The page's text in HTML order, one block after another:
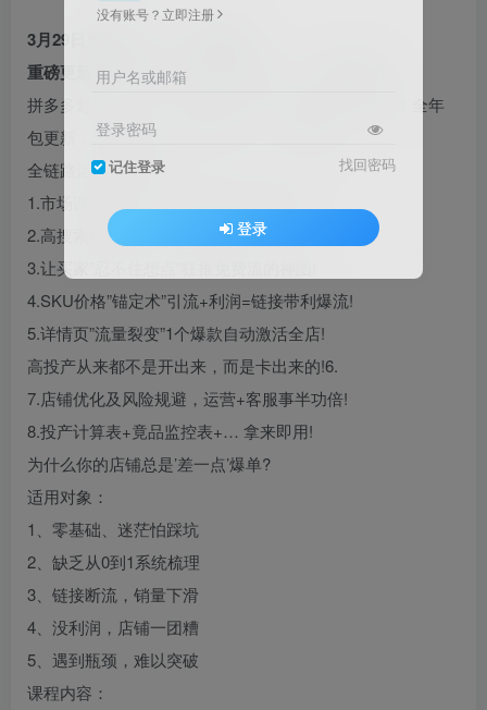
3月29日更新90节！！全网最新
重磅更新最新卡大促，原价上活动！！！活动细节
拼多多起量并不难，难的是没有一套完整的sop流程！全年
包更新，速度来抢它，现在上车，一起爆单！
全链路运营底层逻辑
1.市场调查与定位，知已知彼百战百胜!
2.高搜索权重标题，流量自动上门!
3.让买家”忍不住想点”狂推免费流的神图!
4.SKU价格”锚定术”引流+利润=链接带利爆流!
5.详情页”流量裂变”1个爆款自动激活全店!
高投产从来都不是开出来，而是卡出来的!6.
7.店铺优化及风险规避，运营+客服事半功倍!
8.投产计算表+竟品监控表+… 拿来即用!
为什么你的店铺总是’差一点’爆单?
适用对象：
1、零基础、迷茫怕踩坑
2、缺乏从0到1系统梳理
3、链接断流，销量下滑
4、没利润，店铺一团糟
5、遇到瓶颈，难以突破
课程内容：
没有账号？立即注册
用户名或邮箱
登录密码
记住登录 找回密码
登录